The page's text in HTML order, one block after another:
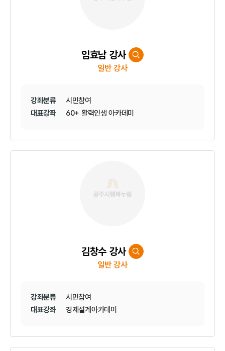
임효남 강사
일반 강사
강좌분류
시민참여
대표강좌
60+ 활력인생 아카데미
김창수 강사
일반 강사
강좌분류
시민참여
대표강좌
경제설계아카데미